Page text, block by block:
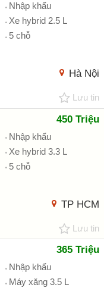
Nhập khẩu
Xe hybrid 2.5 L
5 chỗ
Hà Nội
Lưu tin
450 Triệu
Nhập khẩu
Xe hybrid 3.3 L
5 chỗ
TP HCM
Lưu tin
365 Triệu
Nhập khẩu
Máy xăng 3.5 L